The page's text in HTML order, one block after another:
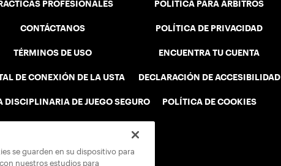
PROFESIONALES
CONTÁCTANOS
TÉRMINOS DE USO
DE CONEXIÓN DE LA USTA
DISCIPLINARIA DE JUEGO SEGURO
POLÍTICA PARA ÁRBITROS
POLÍTICA DE PRIVACIDAD
ENCUENTRA TU CUENTA
DECLARACIÓN DE ACCESIBILIDAD
POLÍTICA DE COOKIES
se guarden en su dispositivo para
nuestros estudios para